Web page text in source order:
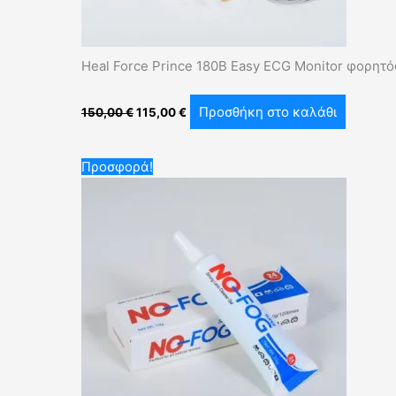
Heal Force Prince 180B Easy ECG Monitor
150,00€115,00€ Προσθήκη στο καλάθι
Προσφορά!
Original
price τρέχουσα